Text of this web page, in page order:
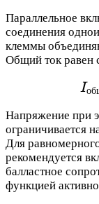
Параллельное
соединения
клеммы
Общий ток равен
I
Напряжение при
ограничивается
Для
рекомендуется
балластное
функцией